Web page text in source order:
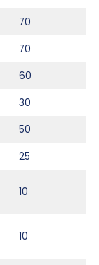
70
70
60
30
50
25
10
10